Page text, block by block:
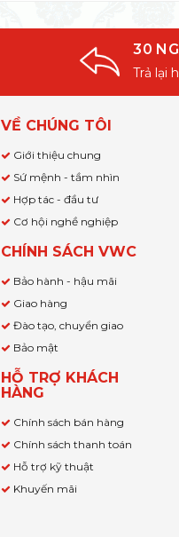
30
Trả lại
VỀ CHÚNG TÔI
Giới thiệu chung
Sứ mệnh - tầm nhìn
Hợp tác - đầu tư
Cơ hội nghề nghiệp
CHÍNH SÁCH VWC
Bảo hành - hậu mãi
Giao hàng
Đào tạo, chuyển giao
Bảo mật
HỖ TRỢ KHÁCH
HÀNG
Chính sách bán hàng
Chính sách thanh toán
Hỗ trợ kỹ thuật
Khuyến mãi